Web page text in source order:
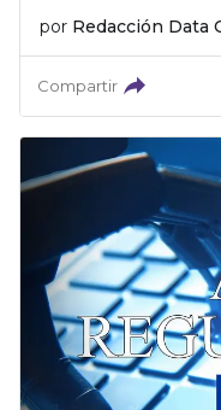
por Redacción Data
Compartir